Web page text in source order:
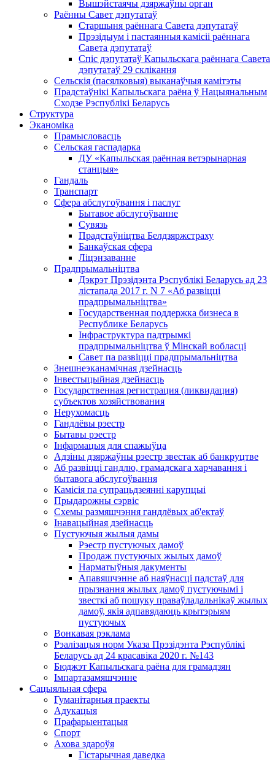
Вышэйстаячы дзяржаўны орган
Раённы Савет дэпутатаў
Старшыня раённага Савета дэпутатаў
Прэзідыум і пастаянныя камісіі раённага
Савета дэпутатаў
Спіс дэпутатаў Капыльскага раённага Савета
дэпутатаў 29 склікання
Сельскія (пасялковыя) выканаўчыя камітэты
Прадстаўнікі Капыльскага раёна ў Нацыянальным
Сходзе Рэспублікі Беларусь
Структура
Эканоміка
Прамысловасць
Сельская гаспадарка
ДУ «Капыльская раённая ветэрынарная
станцыя»
Гандаль
Транспарт
Сфера абслугоўвання і паслуг
Бытавое абслугоўванне
Сувязь
Прадстаўніцтва Белдзяржстраху
Банкаўская сфера
Ліцэнзаванне
Прадпрымальніцтва
Дэкрэт Прэзідэнта Рэспублікі Беларусь ад 23
лістапада 2017 г. N 7 «Аб развіцці
прадпрымальніцтва»
Государственная поддержка бизнеса в
Республике Беларусь
Інфраструктура падтрымкі
прадпрымальніцтва ў Мінскай вобласці
Савет па развіцці прадпрымальніцтва
Знешнеэканамічная дзейнасць
Інвестыцыйная дзейнасць
Государственная регистрация (ликвидация)
субъектов хозяйствования
Нерухомасць
Гандлёвы рэестр
Бытавы рэестр
Інфармацыя для спажыўца
Адзіны дзяржаўны рэестр звестак аб банкруцтве
Аб развіцці гандлю, грамадскага харчавання і
бытавога абслугоўвання
Камісія па супрацьдзеянні карупцыі
Прыдарожны сэрвіс
Схемы размяшчэння гандлёвых аб'ектаў
Інавацыйная дзейнасць
Пустуючыя жылыя дамы
Рэестр пустуючых дамоў
Продаж пустуючых жылых дамоў
Нарматыўныя дакументы
Апавяшчэнне аб наяўнасці падстаў для
прызнання жылых дамоў пустуючымі і
звесткі аб пошуку праваўладальнікаў жылых
дамоў, якія адпавядаюць крытэрыям
пустуючых
Вонкавая рэклама
Рэалізацыя норм Указа Прэзідэнта Рэспублікі
Беларусь ад 24 красавіка 2020 г. №143
Бюджэт Капыльскага раёна для грамадзян
Імпартазамяшчэнне
Сацыяльная сфера
Гуманітарныя праекты
Адукацыя
Прафарыентацыя
Спорт
Ахова здароўя
Гістарычная даведка